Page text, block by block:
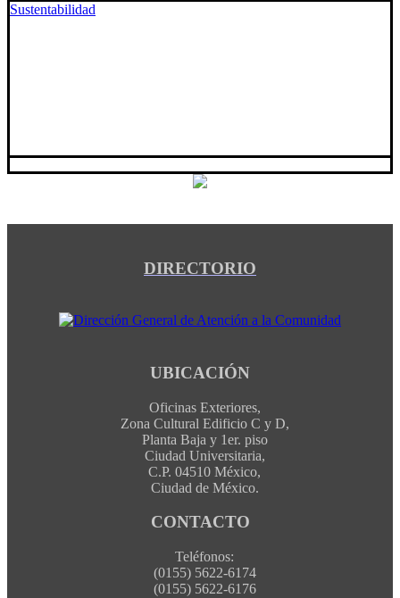
Sustentabilidad
DIRECTORIO
UBICACIÓN
Oficinas Exteriores,
Zona Cultural Edificio C y D,
Planta Baja y 1er. piso
Ciudad Universitaria,
C.P. 04510 México,
Ciudad de México.
CONTACTO
Teléfonos:
(0155) 5622-6174
(0155) 5622-6176